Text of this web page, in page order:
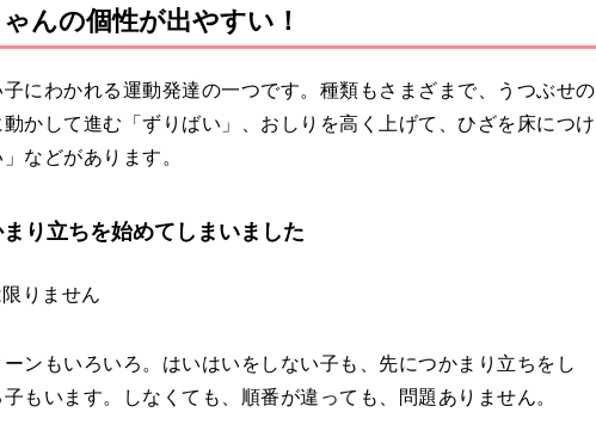
んの個性が出やすい！
にわかれる運動発達の一つです。種類もさまざまで、うつぶせの
かして進む「ずりばい」、おしりを高く上げて、ひざを床につけ
などがあります。
り立ちを始めてしまいました
りません
ンもいろいろ。はいはいをしない子も、先につかまり立ちをし
もいます。しなくても、順番が違っても、問題ありません。